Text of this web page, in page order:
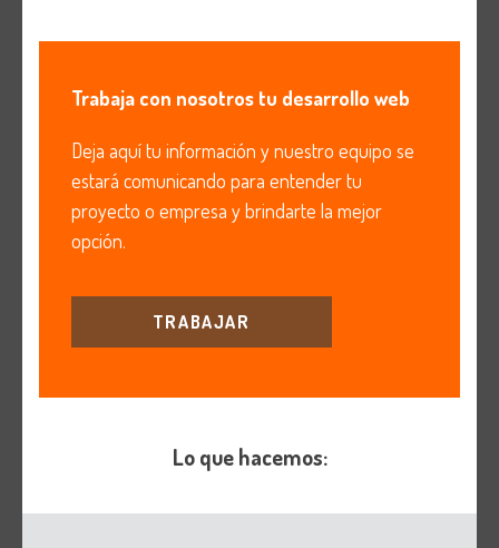
Trabaja con nosotros tu desarrollo web
Deja aquí tu información y nuestro equipo se
estará comunicando para entender tu
proyecto o empresa y brindarte la mejor
opción.
TRABAJAR
Lo que hacemos: